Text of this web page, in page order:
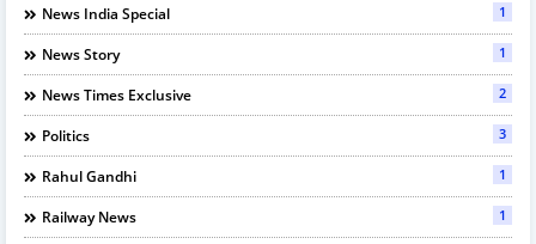
News India Special 1
News Story 1
News Times Exclusive 2
Politics 3
Rahul Gandhi 1
Railway News 1